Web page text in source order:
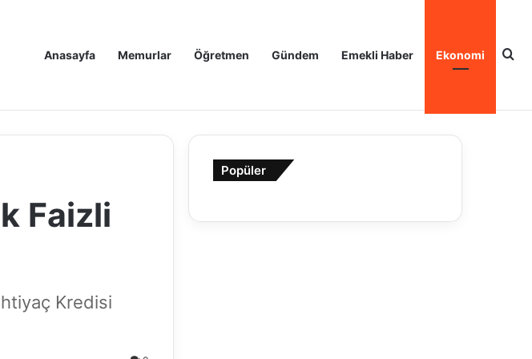
Anasayfa Memurlar Öğretmen Gündem Emekli Haber Ekonomi
Faizli
Kredisi
Popüler